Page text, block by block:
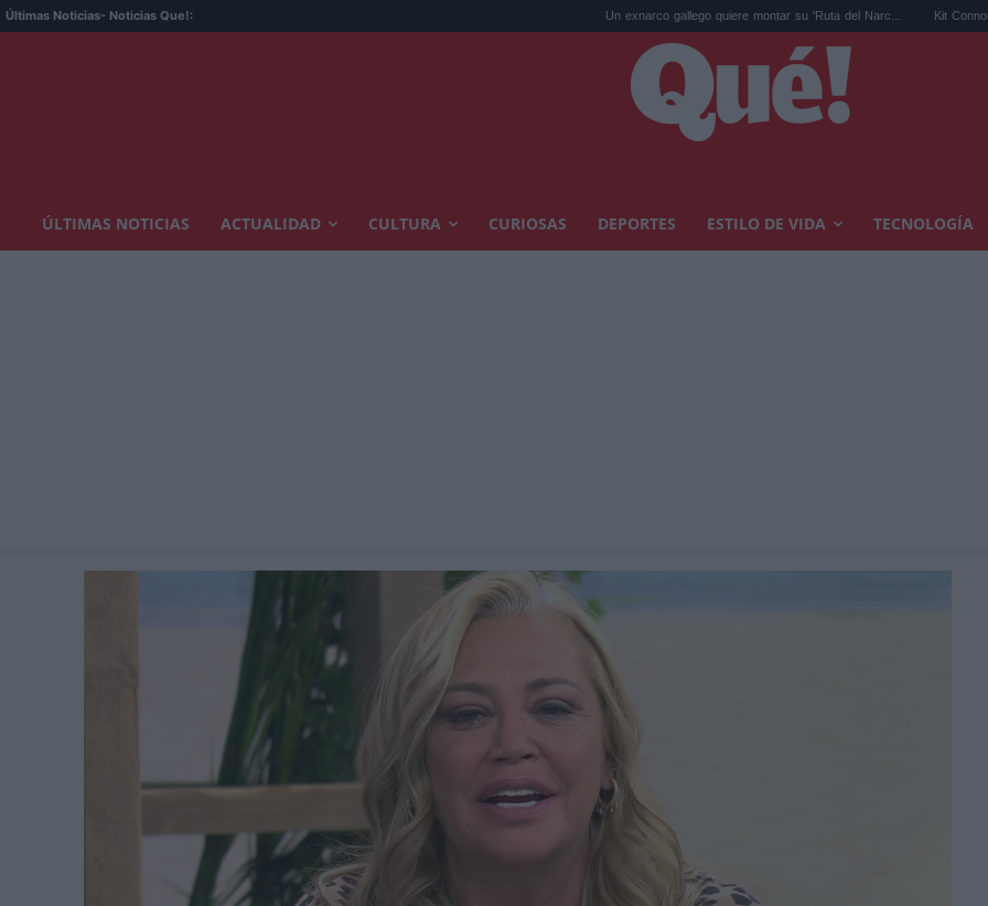
Últimas Noticias- Noticias Que!: Un exnarco gallego quiere montar su 'Ruta del Narc... Kit Connor será Cíclope
ÚLTIMAS NOTICIAS ACTUALIDAD CULTURA CURIOSAS DEPORTES ESTILO DE VIDA TECNOLOGÍA